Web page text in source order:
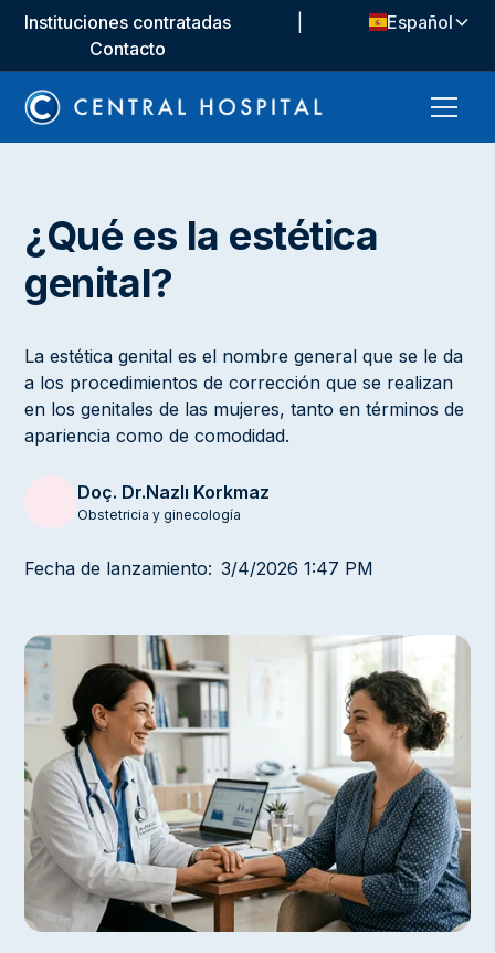
Instituciones contratadas
Contacto
Español
¿Qué es la estética
genital?
La estética genital es el nombre general que se le da
a los procedimientos de corrección que se realizan
en los genitales de las mujeres, tanto en términos de
apariencia como de comodidad.
Doç. Dr.Nazlı Korkmaz
Obstetricia y ginecología
Fecha de lanzamiento: 3/4/2026 1:47 PM